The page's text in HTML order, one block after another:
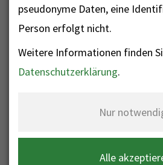
Nr. 177 -
Einsatzkategorie:
Einsatzart: THL
Personenrettung
pseudonyme Daten, eine
Person erfolgt nicht.
Weitere Informationen finden
Datenschutzerklärung.
Nur
Alle